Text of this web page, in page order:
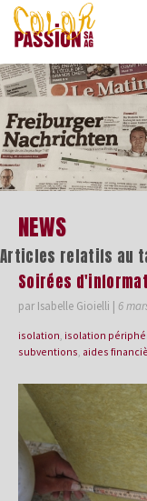
NEWS
Articles relatifs au
Soirées
par Isabelle Gioielli | 6
isolation, isolation
subventions, aides